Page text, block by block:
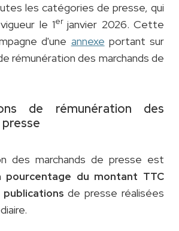
les catégories de presse, qui
le 1erjanvier 2026. Cette
d'une annexe portant sur
rémunération des marchands de
de rémunération des
des marchands de presse est
pourcentage du montant TTC
de presse réalisées